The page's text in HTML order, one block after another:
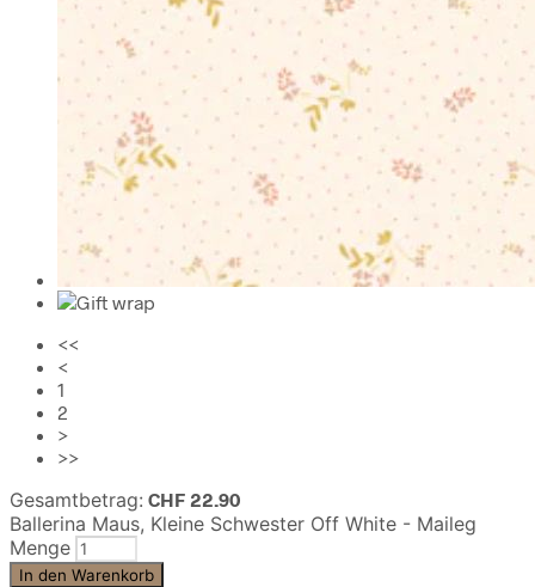
<<
<
1
2
>
>>
Gesamtbetrag: CHF 22.90
Ballerina Maus, Kleine Schwester Off White - Maileg
Menge
In den Warenkorb